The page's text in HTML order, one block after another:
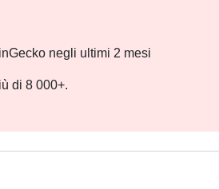
negli ultimi 2 mesi
di 8 000+.